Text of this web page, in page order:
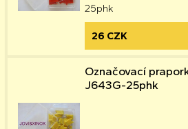
25phk
26 CZK
Označovací
J643G-25phk